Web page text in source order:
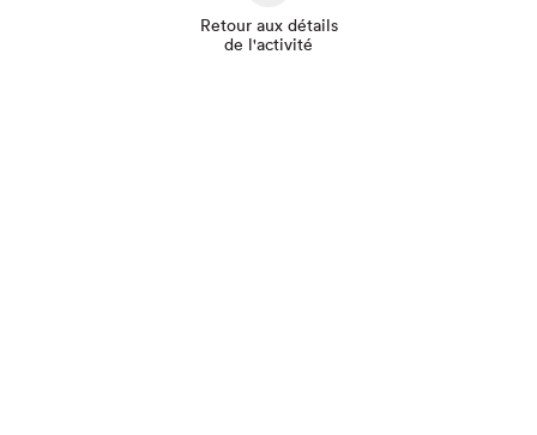
Retour aux détails
de l'activité